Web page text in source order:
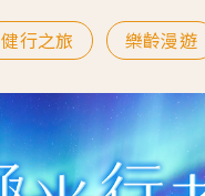
健行之旅 樂齡漫遊